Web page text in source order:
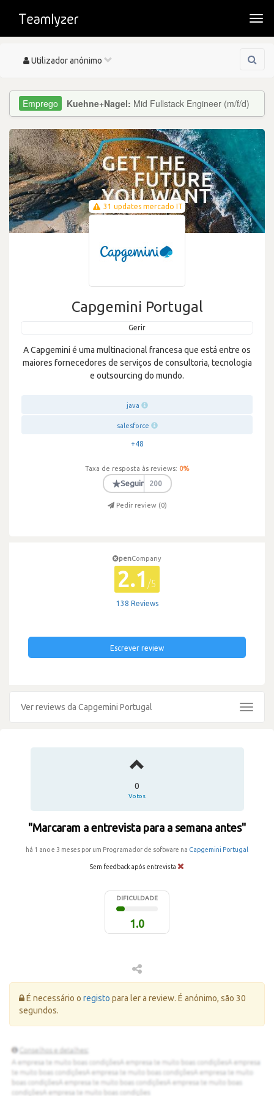
Toggle
Utilizador anónimo
Kuehne+Nagel: Mid Fullstack Engineer (m/f/d)
31 updates mercado IT
Capgemini Portugal
Gerir
A Capgemini é uma multinacional francesa que está entre os
maiores fornecedores de serviços de consultoria, tecnologia
e outsourcing do mundo.
java
salesforce
+48
Taxa de resposta às reviews: 0%
★Seguir 200
Pedir review (0)
penCompany
2.1 /5
138 Reviews
Escrever review
Ver reviews da Capgemini Portugal
Toggle
0
Votos
"Marcaram a entrevista para a semana antes"
há 1 ano e 3 meses por um Programador de software na Capgemini Portugal
Sem feedback após entrevista
DIFICULDADE
1.0
Erro:
É necessário o registo para ler a review. É anónimo, são 30
segundos.